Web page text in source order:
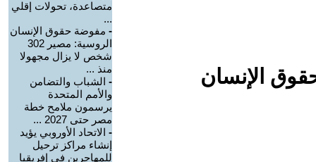
الإنسان
متصاعدة، تحولات إقلي
...
- مفوضة حقوق الإنسان
الروسية: مصير 302
شخص لا يزال مجهولا
منذ ...
- الشباب والتضامن
والأمم المتحدة
يرسمون ملامح خطة
مصر حتى 2027 ...
- الاتحاد الأوروبي يؤيد
إنشاء مراكز ترحيل
للمهاجرين في إفريقيا